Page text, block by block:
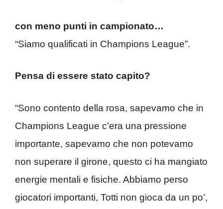
con meno punti in campionato…
“Siamo qualificati in Champions League”.
Pensa di essere stato capito?
“Sono contento della rosa, sapevamo che in
Champions League c’era una pressione
importante, sapevamo che non potevamo
non superare il girone, questo ci ha mangiato
energie mentali e fisiche. Abbiamo perso
giocatori importanti, Totti non gioca da un po’,